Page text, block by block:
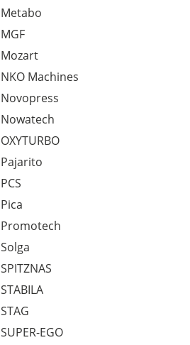
Metabo
MGF
Mozart
NKO Machines
Novopress
Nowatech
OXYTURBO
Pajarito
PCS
Pica
Promotech
Solga
SPITZNAS
STABILA
STAG
SUPER-EGO